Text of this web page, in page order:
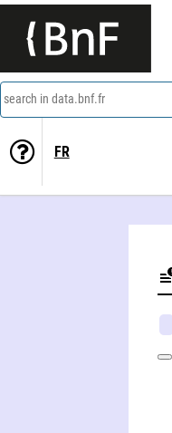
search in data.bnf.fr
FR